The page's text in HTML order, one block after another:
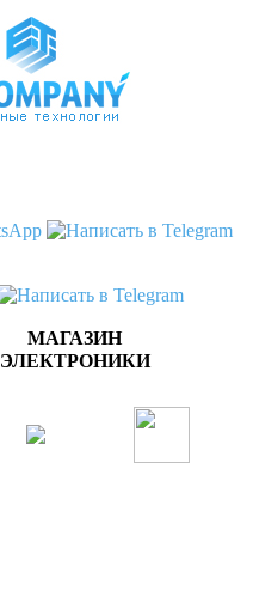
МАГАЗИН
ЭЛЕКТРОНИКИ